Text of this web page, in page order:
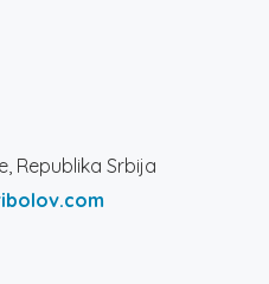
Republika Srbija